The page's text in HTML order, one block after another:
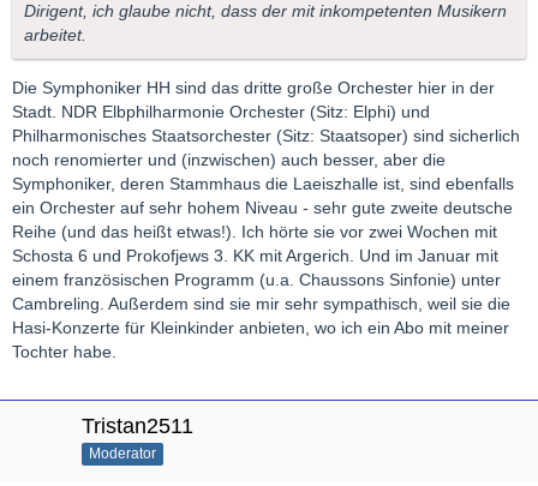
Dirigent, ich glaube nicht, dass der mit inkompetenten Musikern
arbeitet.
Die Symphoniker HH sind das dritte große Orchester hier in der
Stadt. NDR Elbphilharmonie Orchester (Sitz: Elphi) und
Philharmonisches Staatsorchester (Sitz: Staatsoper) sind sicherlich
noch renomierter und (inzwischen) auch besser, aber die
Symphoniker, deren Stammhaus die Laeiszhalle ist, sind ebenfalls
ein Orchester auf sehr hohem Niveau - sehr gute zweite deutsche
Reihe (und das heißt etwas!). Ich hörte sie vor zwei Wochen mit
Schosta 6 und Prokofjews 3. KK mit Argerich. Und im Januar mit
einem französischen Programm (u.a. Chaussons Sinfonie) unter
Cambreling. Außerdem sind sie mir sehr sympathisch, weil sie die
Hasi-Konzerte für Kleinkinder anbieten, wo ich ein Abo mit meiner
Tochter habe.
Tristan2511
Moderator